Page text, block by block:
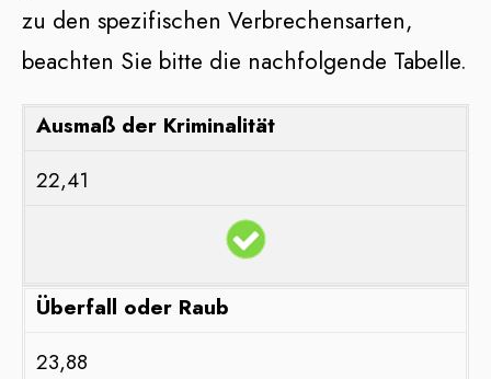
zu den spezifischen Verbrechensarten,
beachten Sie bitte die nachfolgende Tabelle.
Ausmaß der Kriminalität
22,41
Überfall oder Raub
23,88